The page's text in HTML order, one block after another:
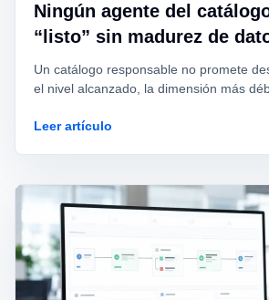
Ningún agente del
“listo” sin madurez de
dueño
Un catálogo responsable no promete
el nivel alcanzado, la dimensión más
Leer artículo